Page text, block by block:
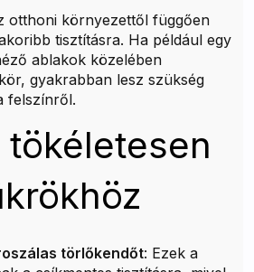
otthoni környezettől függően
tisztításra. Ha például egy
ablakok közelében
gyakrabban lesz szükség
felszínről.
törlőkendőt: Ezek a